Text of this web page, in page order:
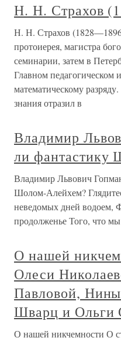
Н. Н. Страхов
Н. Н. Страхов
протоиерея, магистра
семинарии, затем в
Главном педагогическом
математическому
знания отразил в
Владимир
ли фантастику
Владимир Львович
Шолом-Алейхем?
неведомых дней водоем,
продолженье Того, что
О нашей
Олеси
Павловой,
Шварц и Ольги
О нашей никчемности О